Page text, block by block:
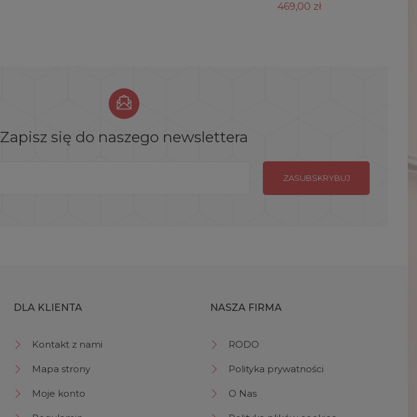
469,00 zł
Zapisz się do naszego newslettera
DLA KLIENTA
Kontakt z nami
Mapa strony
Moje konto
NASZA FIRMA
RODO
Polityka prywatności
O Nas